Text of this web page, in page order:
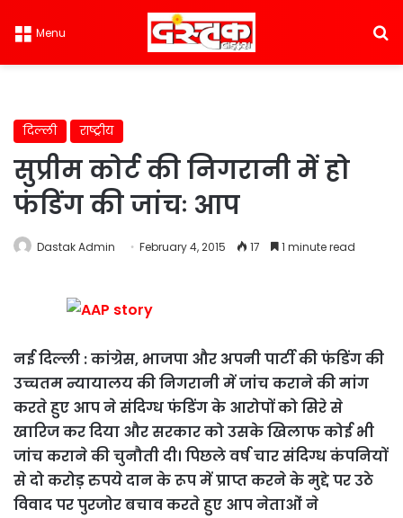
Menu
दिल्ली राष्ट्रीय
सुप्रीम कोर्ट की निगरानी में हो
फंडिंग की जांचः आप
Dastak Admin February 4, 2015 17 1 minute read
नई दिल्ली : कांग्रेस, भाजपा और अपनी पार्टी की फंडिंग की
उच्चतम न्यायालय की निगरानी में जांच कराने की मांग
करते हुए आप ने संदिग्ध फंडिंग के आरोपों को सिरे से
खारिज कर दिया और सरकार को उसके खिलाफ कोई भी
जांच कराने की चुनौती दी। पिछले वर्ष चार संदिग्ध कंपनियों
से दो करोड़ रुपये दान के रूप में प्राप्त करने के मुद्दे पर उठे
विवाद पर पुरजोर बचाव करते हुए आप नेताओं ने